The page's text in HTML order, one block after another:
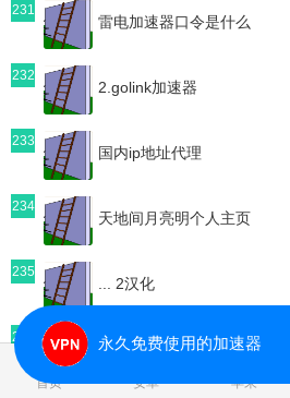
231
雷电加速器口令是什么
232
2.golink加速器
233
国内ip地址代理
234
天地间月亮明个人主页
235
... 2汉化
236
加速器US
首页 安卓 苹果
永久免费使用的加速器